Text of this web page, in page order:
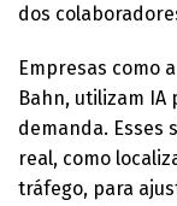
dos
Empresas como
Bahn, utilizam
demanda. Esses
real, como
tráfego, para